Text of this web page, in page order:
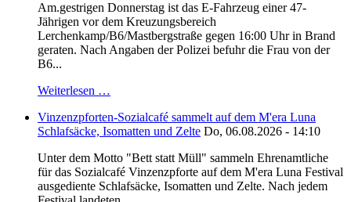
Am.gestrigen Donnerstag ist das E-Fahrzeug einer 47-
Jährigen vor dem Kreuzungsbereich
Lerchenkamp/B6/Mastbergstraße gegen 16:00 Uhr in Brand
geraten. Nach Angaben der Polizei befuhr die Frau von der
B6...
Weiterlesen …
Vinzenzpforten-Sozialcafé sammelt auf dem M'era Luna
Schlafsäcke, Isomatten und Zelte Do, 06.08.2026 - 14:10
Unter dem Motto "Bett statt Müll" sammeln Ehrenamtliche
für das Sozialcafé Vinzenzpforte auf dem M'era Luna Festival
ausgediente Schlafsäcke, Isomatten und Zelte. Nach jedem